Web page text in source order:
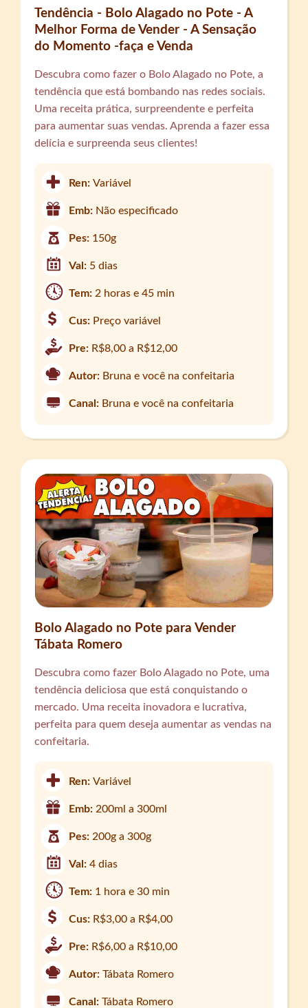
Tendência - Bolo Alagado no Pote - A
Melhor Forma de Vender - A Sensação
do Momento -faça e Venda
Descubra como fazer o Bolo Alagado no Pote, a
tendência que está bombando nas redes sociais.
Uma receita prática, surpreendente e perfeita
para aumentar suas vendas. Aprenda a fazer essa
delícia e surpreenda seus clientes!
Ren:Variável
Emb: Não especificado
Pes: 150g
Val: 5 dias
Tem:2 horas e 45 min
Cus: Preço variável
Pre: R$8,00 a R$12,00
Autor: Bruna e você na confeitaria
Canal: Bruna e você na confeitaria
Bolo Alagado no Pote para Vender
Tábata Romero
Descubra como fazer Bolo Alagado no Pote, uma
tendência deliciosa que está conquistando o
mercado. Uma receita inovadora e lucrativa,
perfeita para quem deseja aumentar as vendas na
confeitaria.
Ren:Variável
Emb:200ml a 300ml
Pes:200g a 300g
Val:4 dias
Tem: 1 hora e 30 min
Cus: R$3,00 a R$4,00
Pre: R$6,00 a R$10,00
Autor: Tábata Romero
Canal: Tábata Romero